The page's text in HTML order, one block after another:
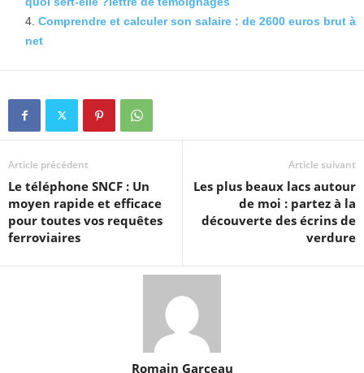
Comprendre et calculer son salaire : de 2600 euros brut à
net
Article précédent
Le téléphone SNCF : Un
moyen rapide et efficace
pour toutes vos requêtes
ferroviaires
Article suivant
Les plus beaux lacs autour
de moi : partez à la
découverte des écrins de
verdure
Romain Garceau